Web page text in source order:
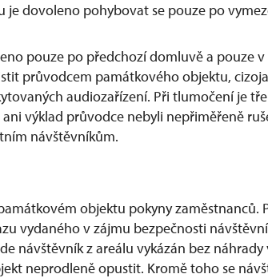
dovoleno pohybovat se pouze po
pouze po předchozí domluvě a pouze v
průvodcem památkového objektu,
audiozařízení. Při tlumočení je
výklad průvodce nebyli nepřiměřeně
návštěvníkům.
objektu pokyny zaměstnanců.
vydaného v zájmu bezpečnosti
návštěvník z areálu vykázán bez
neprodleně opustit. Kromě toho se